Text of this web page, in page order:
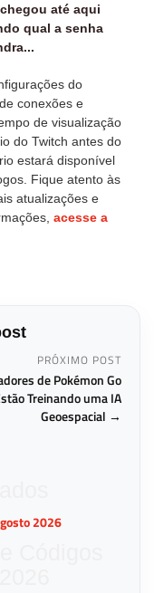
até aqui
qual a senha
do
conexões e
de visualização
do Twitch antes do
estará disponível
Fique atento às
atualizações e
acesse a
PRÓXIMO POST
de Pokémon Go
Treinando uma IA
Geoespacial →